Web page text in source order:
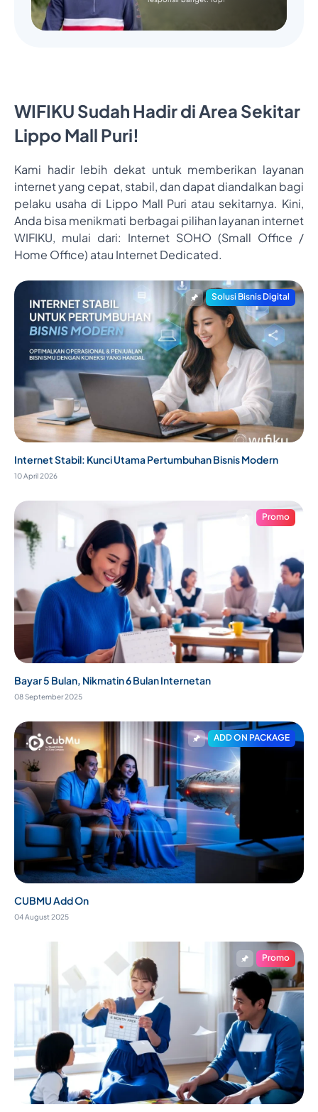
WIFIKU Sudah Hadir di Area Sekitar
Lippo Mall Puri!
Kami hadir lebih dekat untuk memberikan layanan
internet yang cepat, stabil, dan dapat diandalkan bagi
pelaku usaha di Lippo Mall Puri atau sekitarnya. Kini,
Anda bisa menikmati berbagai pilihan layanan internet
WIFIKU, mulai dari: Internet SOHO (Small Office /
Home Office) atau Internet Dedicated.
Solusi Bisnis Digital
Internet Stabil: Kunci Utama Pertumbuhan Bisnis Modern
10 April 2026
Promo
Bayar 5 Bulan, Nikmatin 6 Bulan Internetan
08 September 2025
ADD ON PACKAGE
CUBMU Add On
04 August 2025
Promo